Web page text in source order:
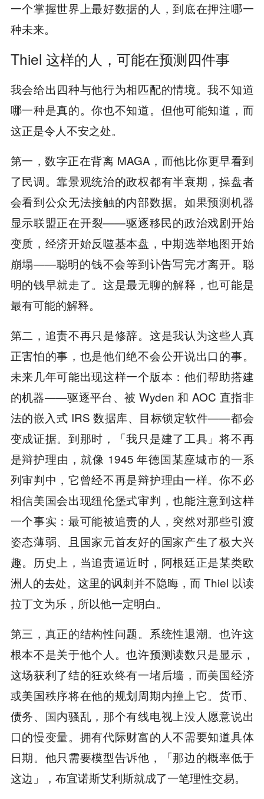
一个掌握世界上最好数据的人，到底在押注哪一
种未来。
Thiel 这样的人，可能在预测四件事
我会给出四种与他行为相匹配的情境。我不知道
哪一种是真的。你也不知道。但他可能知道，而
这正是令人不安之处。
第一，数字正在背离 MAGA，而他比你更早看到
了民调。靠景观统治的政权都有半衰期，操盘者
会看到公众无法接触的内部数据。如果预测机器
显示联盟正在开裂——驱逐移民的政治戏剧开始
变质，经济开始反噬基本盘，中期选举地图开始
崩塌——聪明的钱不会等到讣告写完才离开。聪
明的钱早就走了。这是最无聊的解释，也可能是
最有可能的解释。
第二，追责不再只是修辞。这是我认为这些人真
正害怕的事，也是他们绝不会公开说出口的事。
未来几年可能出现这样一个版本：他们帮助搭建
的机器——驱逐平台、被 Wyden 和 AOC 直指非
法的嵌入式 IRS 数据库、目标锁定软件——都会
变成证据。到那时，「我只是建了工具」将不再
是辩护理由，就像 1945 年德国某座城市的一系
列审判中，它曾经不再是辩护理由一样。你不必
相信美国会出现纽伦堡式审判，也能注意到这样
一个事实：最可能被追责的人，突然对那些引渡
姿态薄弱、且国家元首友好的国家产生了极大兴
趣。历史上，当追责逼近时，阿根廷正是某类欧
洲人的去处。这里的讽刺并不隐晦，而 Thiel 以读
拉丁文为乐，所以他一定明白。
第三，真正的结构性问题。系统性退潮。也许这
根本不是关于他个人。也许预测读数只是显示，
这场获利了结的狂欢终有一堵后墙，而美国经济
或美国秩序将在他的规划周期内撞上它。货币、
债务、国内骚乱，那个有线电视上没人愿意说出
口的慢变量。拥有代际财富的人不需要知道具体
日期。他只需要模型告诉他，「那边的概率低于
这边」，布宜诺斯艾利斯就成了一笔理性交易。